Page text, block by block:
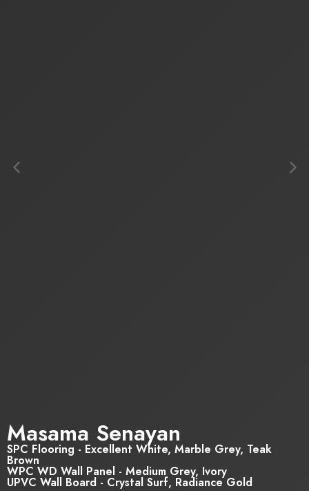
Masama Senayan
SPC Flooring - Excellent White, Marble Grey, Teak
Brown
WPC WD Wall Panel - Medium Grey, Ivory
UPVC Wall Board - Crystal Surf, Radiance Gold